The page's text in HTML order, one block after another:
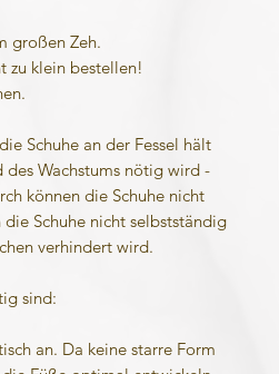
großen Zeh.
zu klein bestellen!
Schuhe an der Fessel hält
des Wachstums nötig wird -
können die Schuhe nicht
Schuhe nicht selbstständig
verhindert wird.
sind:
an. Da keine starre Form